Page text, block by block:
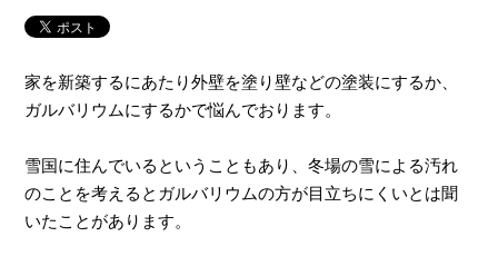
家を新築するにあたり外壁を塗り壁などの塗装にするか、
ガルバリウムにするかで悩んでおります。
雪国に住んでいるということもあり、冬場の雪による汚れ
のことを考えるとガルバリウムの方が目立ちにくいとは聞
いたことがあります。